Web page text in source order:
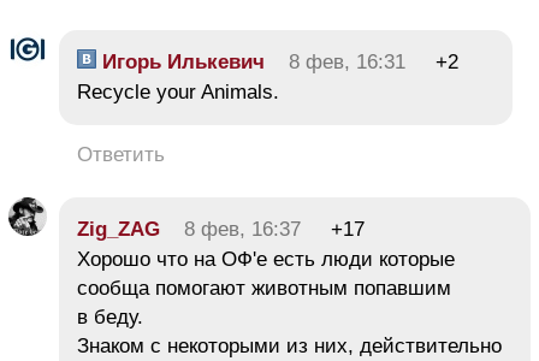
Игорь Илькевич 8 фев, 16:31
+2
Recycle your Animals.
Ответить
Zig_ZAG 8 фев, 16:37
+17
Хорошо что на ОФ'е есть люди которые
сообща помогают животным попавшим
в беду.
Знаком с некоторыми из них, действительно